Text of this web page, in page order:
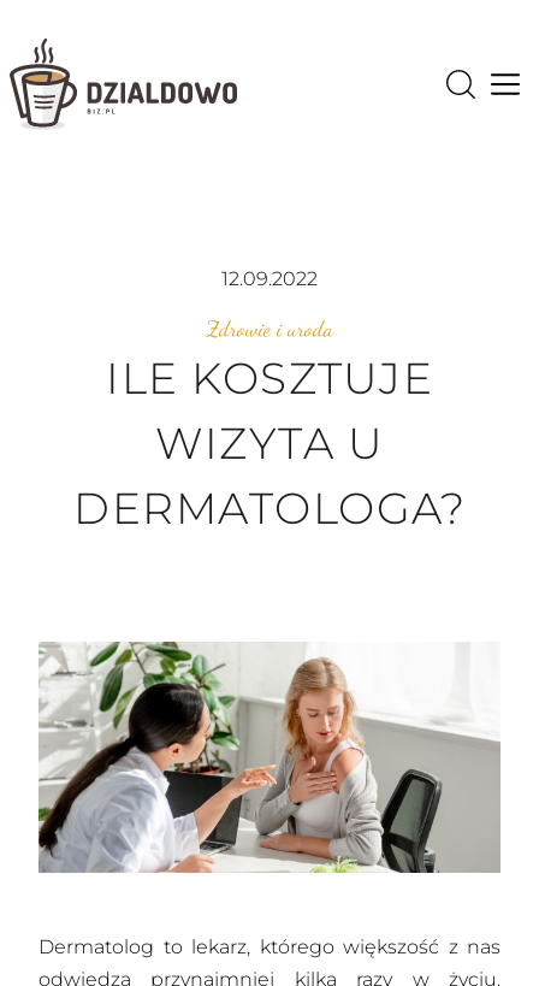
12.09.2022
Zdrowie i uroda
ILE KOSZTUJE
WIZYTA U
DERMATOLOGA?
Dermatolog to lekarz, którego większość z nas
odwiedza przynajmniej kilka razy w życiu.